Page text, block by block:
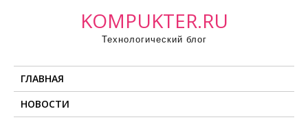
KOMPUKTER.RU
Технологический блог
ГЛАВНАЯ
НОВОСТИ